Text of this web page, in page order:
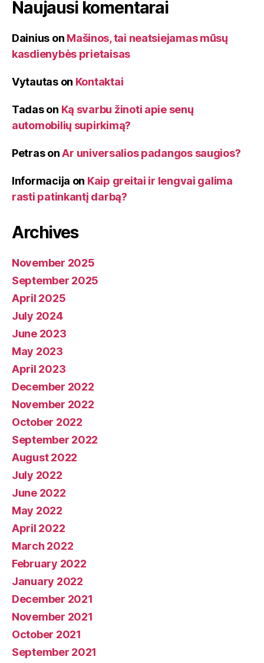
Naujausi komentarai
Dainius on Mašinos, tai neatsiejamas mūsų
kasdienybės prietaisas
Vytautason Kontaktai
Tadason Ką svarbu žinoti apie senų
automobilių supirkimą?
PetrasonAr universalios padangos saugios?
Informacija on Kaip greitai ir lengvai galima
rasti patinkantį darbą?
Archives
November 2025
September 2025
April 2025
July 2024
June 2023
May 2023
April 2023
December 2022
November 2022
October 2022
September 2022
August 2022
July 2022
June 2022
May 2022
April 2022
March 2022
February 2022
January 2022
December 2021
November 2021
October 2021
September 2021